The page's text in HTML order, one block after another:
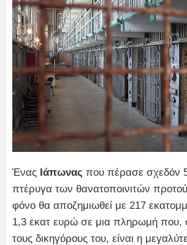
Ένας Ιάπωνας που πέρασε σχεδόν
πτέρυγα των θανατοποινιτών
φόνο θα αποζημιωθεί με 217
1,3 εκατ ευρώ σε μια πληρωμή
τους δικηγόρους του, είναι η